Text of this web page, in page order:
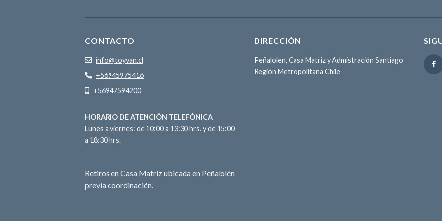
CONTACTO
info@toyvan.cl
+56945975416
+56947594200
HORARIO DE ATENCIÓN TELEFÓNICA
Lunes a viernes: de 10:00 a 13:30 hrs. y de 15:00
a 18:30 hrs.
Retiros en Casa Matriz ubicada en Peñalolén
previa coordinación.
DIRECCIÓN
Peñalolen, Casa Matriz y Admistración Santiago
Región Metropolitana Chile